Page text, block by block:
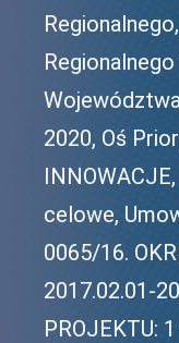
2020, Oś
celowe,
0065/16.
2017.02.01-
PROJEKTU: